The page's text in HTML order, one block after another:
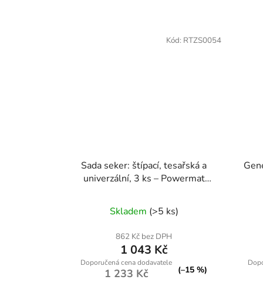
Sada seker: štípací, tesařská a
univerzální, 3 ks – Powermat
Skladem (>5 ks)
862 Kč bez DPH
1 043 Kč
1 233 Kč (–15 %)
Kód: RTZS0054